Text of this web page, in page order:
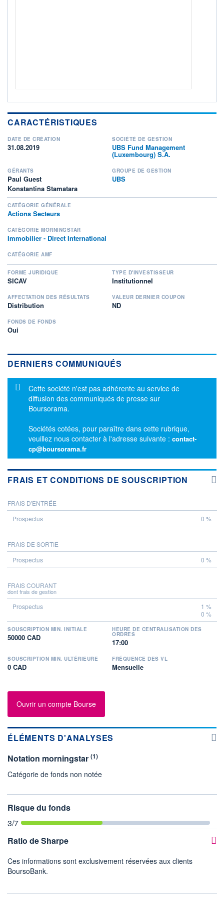
CARACTÉRISTIQUES
DATE DE CRÉATION
31.08.2019
SOCIÉTÉ DE GESTION
UBS Fund Management
(Luxembourg) S.A.
GÉRANTS
Paul Guest
Konstantina Stamatara
GROUPE DE GESTION
UBS
CATÉGORIE GÉNÉRALE
Actions Secteurs
CATÉGORIE MORNINGSTAR
Immobilier - Direct International
CATÉGORIE AMF
FORME JURIDIQUE
SICAV
TYPE D'INVESTISSEUR
Institutionnel
AFFECTATION DES RÉSULTATS
Distribution
VALEUR DERNIER COUPON
ND
FONDS DE FONDS
Oui
DERNIERS COMMUNIQUÉS
Message d'information
Cette société n'est pas adhérente au service de
diffusion des communiqués de presse sur
Boursorama.
Sociétés cotées, pour paraître dans cette rubrique,
veuillez nous contacter à l'adresse suivante : contact-
cp@boursorama.fr
FRAIS ET CONDITIONS DE SOUSCRIPTION
PROSPECTUS
FRAIS D'ENTRÉE
0 %
FRAIS DE SORTIE
0 %
FRAIS COURANT
dont frais de gestion
1 %
0 %
SOUSCRIPTION MIN. INITIALE
50000 CAD
HEURE DE CENTRALISATION DES
ORDRES
17:00
SOUSCRIPTION MIN. ULTÉRIEURE
0 CAD
FRÉQUENCE DES VL
Mensuelle
Ouvrir un compte Bourse
ÉLÉMENTS D'ANALYSES
Notation morningstar (1)
Catégorie de fonds non notée
Risque du fonds
3/7
Ratio de Sharpe
Ces informations sont exclusivement réservées aux clients
BoursoBank.